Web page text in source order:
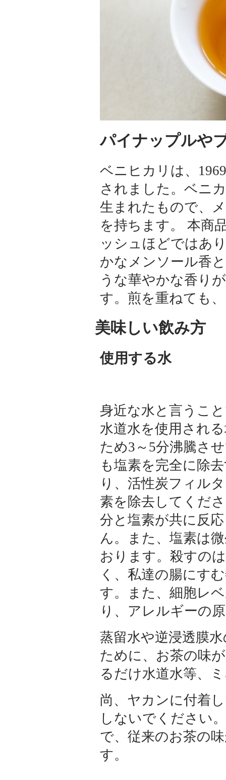
パイナップルや
ベニヒカリは、
されました。ベニ
生まれたもので、
を持ちます。 本商
ッシュほどではあ
かなメンソール香
うな華やかな香り
す。煎を重ねても
美味しい飲み方
使用する水
身近な水と言うこ
水道水を使用され
ため3～5分沸騰さ
も塩素を完全に除
り、活性炭フィル
素を除去してくだ
分と塩素が共に反
ん。また、塩素は
おります。殺すの
く、私達の腸にす
す。また、細胞レ
り、アレルギーの
蒸留水や逆浸透膜
ために、お茶の味
るだけ水道水等、
尚、ヤカンに付着
しないでください
で、従来のお茶の
す。